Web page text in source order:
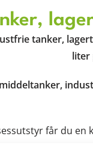
tanker,
liter
får du